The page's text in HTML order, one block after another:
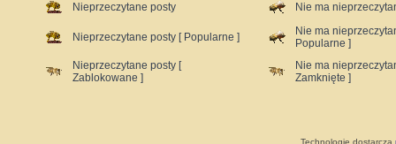
Nieprzeczytane posty Nie ma
Nieprzeczytane posty [ Popularne ]
Nie ma
Popularne ]
Nieprzeczytane posty [
Zablokowane ]
Nie ma
Zamknięte ]
Technologię dostarcza